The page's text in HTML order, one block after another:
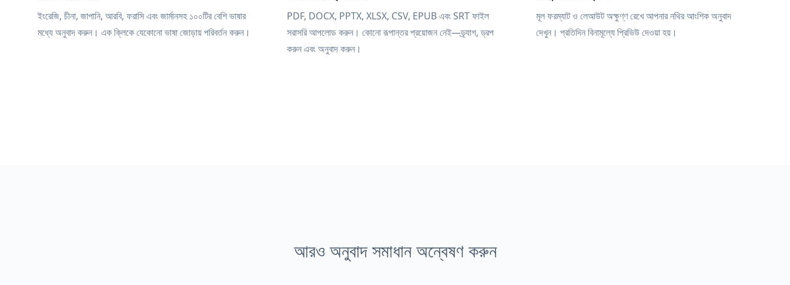
ইংরেজি, চীনা, জাপানি, আরবি, ফরাসি এবং জার্মানসহ ১০০টির বেশি ভাষার
মধ্যে অনুবাদ করুন। এক ক্লিকে যেকোনো ভাষা জোড়ায় পরিবর্তন করুন।
PDF, DOCX, PPTX, XLSX, CSV, EPUB এবং SRT ফাইল
সরাসরি আপলোড করুন। কোনো রূপান্তর প্রয়োজন নেই—ড্র্যাগ, ড্রপ
করুন এবং অনুবাদ করুন।
মূল ফরম্যাট ও লেআউট অক্ষুণ্ণ রেখে আপনার নথির আংশিক অনুবাদ
দেখুন। প্রতিদিন বিনামূল্যে প্রিভিউ দেওয়া হয়।
আরও অনুবাদ সমাধান অন্বেষণ করুন